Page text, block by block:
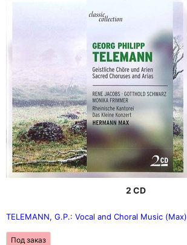
2 CD
TELEMANN, G.P.: Vocal and Choral Music (Max)
Под заказ